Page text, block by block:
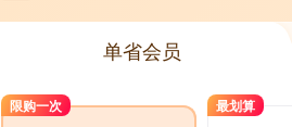
单省会员
限购一次 最划算